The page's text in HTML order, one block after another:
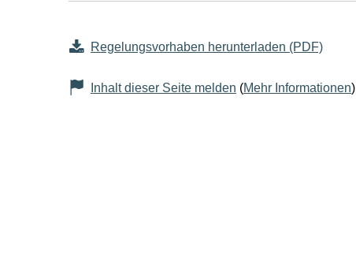
Regelungsvorhaben herunterladen (PDF)
Inhalt dieser Seite melden (Mehr Informationen)